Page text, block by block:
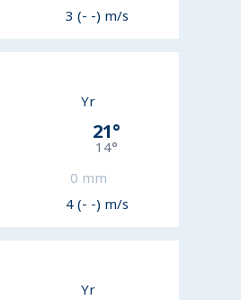
3 (- -) m/s
Yr
21°
14°
0 mm
4 (- -) m/s
Yr